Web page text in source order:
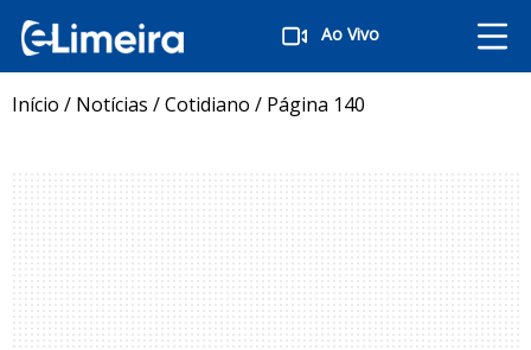
Ao Vivo
Início / Notícias /Cotidiano / Página 140